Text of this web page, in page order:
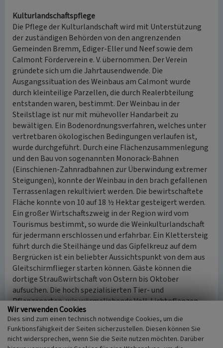
Kulturlandschaftspflege
Die Pflege der Kulturlandschaft wird mit Unterstützung
der zuständigen Behörden von den angrenzenden
Gemeinden Bremm, Ediger-Eller und Neef sowie dem
Calmont Förderverein e. V. übernommen. Der Verein
gründete sich um die Jahrtausendwende. Die
Ausgangssituation des Weinbaus am Calmont wurde
durch kleinteilige Parzellen, die durch Realerbteilung
entstanden waren, bestimmt. Der Weinbau in der
Steilstlage ist nur mit mühevoller Handarbeit zu
bewältigen. Ein Bodenordnungsverfahren, welches unter
vertretbaren ökologischen Bedingungen verlaufen ist,
wurde durchgeführt. Durch eine Flächenzusammenlegung
und den Bau von sogenannten Monorack-Bahnen
(Einschienen-Zahnradbahnen zur Überwindung extremer
Steigungen), konnte der Weinbau in den brach gefallenen
Terrassenlagen rekultiviert werden. Die bewirtschaftete
Fläche konnte von 10 auf 18 ½ Hektar gesteigert werden.
Ein großer Wirtschaftszweig in der Region wird vom
Tourismus bestimmt, so wurde die Weinkulturlandschaft
für jedermann erschlossen und erfahrbar. Ein Klettersteig
führt durch die Steilhänge und das Gipfelkreuz auf dem
Bergrücken ist ein beliebter Aussichtspunkt von dem aus
Gleitschirmflieger starten können. Gäste können die
dortige Straußwirtschaft von Ostern bis Oktober
aufsuchen. Die hoch spezialisierten Tier- und
Pflanzenarten, wie wärmeliebende Voll-Lichtpflanzen
oder Salamander, finden in den Weinbergterrassen ihren
Lebensraum. Die Erhaltung der ökologischen Vielfalt ist
ein Ziel der Kulturlandschaftspflege.
Die durch archäologische Ausgrabungen entdeckten
Wir verwenden Cookies
Dies sind zum einen technisch notwendige Cookies, um die
Funktionsfähigkeit der Seiten sicherzustellen. Diesen können Sie
nicht widersprechen, wenn Sie die Seite nutzen möchten. Darüber